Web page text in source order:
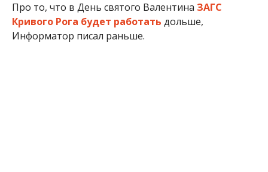
Про то, что в День святого Валентина ЗАГС
Кривого Рога будет работать дольше,
Информатор писал раньше.